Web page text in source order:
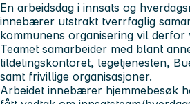
En arbeidsdag i innsats og
innebærer utstrakt tverrfaglig
kommunens organisering vil
Teamet samarbeider med blant
tildelingskontoret, legetjenesten,
samt frivillige organisasjoner.
Arbeidet innebærer hjemmebesøk